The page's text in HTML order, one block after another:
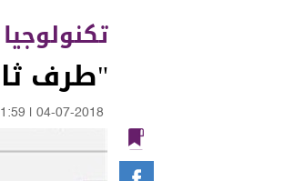
"طرف
04-07-2018